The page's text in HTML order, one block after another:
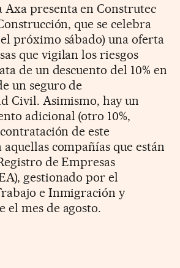
Axa presenta en Construtec
que se celebra
próximo sábado) una oferta
que vigilan los riesgos
de un descuento del 10% en
un seguro de
Civil. Asimismo, hay un
adicional (otro 10%,
de este
compañías que están
de Empresas
gestionado por el
e Inmigración y
el mes de agosto.